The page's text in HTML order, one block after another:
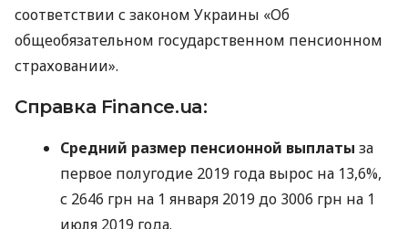
соответствии с законом Украины «Об
общеобязательном государственном пенсионном
страховании».
Справка Finance.ua:
Средний размер пенсионной выплаты за
первое полугодие 2019 года вырос на 13,6%,
с 2646 грн на 1 января 2019 до 3006 грн на 1
июля 2019 года.